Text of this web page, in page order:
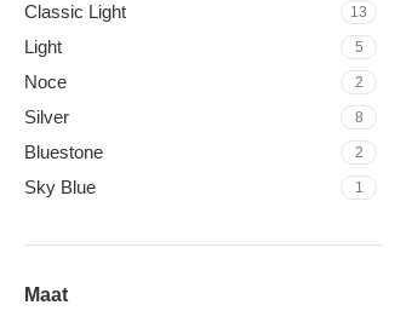
Classic Light 13
Light 5
Noce 2
Silver 8
Bluestone 2
Sky Blue 1
Maat